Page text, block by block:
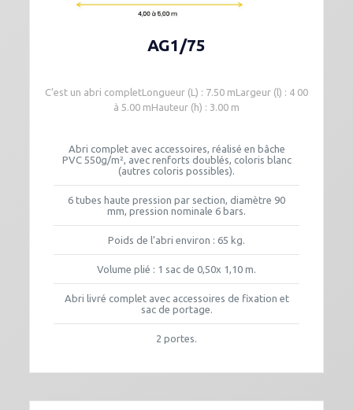
AG1/75
C’est un abri completLongueur (L) : 7.50 mLargeur (l) : 4 00
à 5.00 mHauteur (h) : 3.00 m
Abri complet avec accessoires, réalisé en bâche
PVC 550g/m², avec renforts doublés, coloris blanc
(autres coloris possibles).
6 tubes haute pression par section, diamètre 90
mm, pression nominale 6 bars.
Poids de l’abri environ : 65 kg.
Volume plié : 1 sac de 0,50x 1,10 m.
Abri livré complet avec accessoires de fixation et
sac de portage.
2 portes.